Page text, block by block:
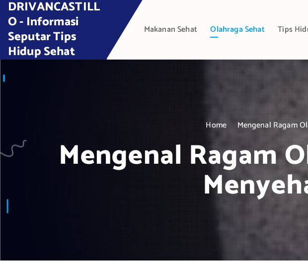
c
t
DRIVANCASTILL
O - Informasi
Seputar Tips
Hidup Sehat
Makanan Sehat Olahraga Sehat Tips
Home Mengenal Ragam
Mengenal Ragam